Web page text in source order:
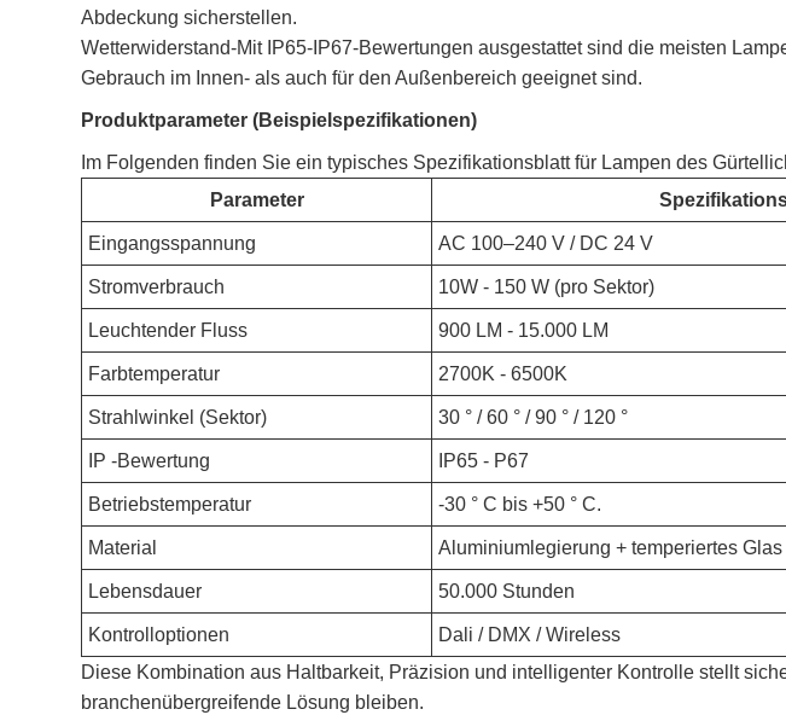
Abdeckung sicherstellen.
Wetterwiderstand-Mit IP65-IP67-Bewertungen ausgestattet sind die meisten
Gebrauch im Innen- als auch für den Außenbereich geeignet sind.
Produktparameter (Beispielspezifikationen)
Im Folgenden finden Sie ein typisches Spezifikationsblatt für Lampen des
Parameter
Eingangsspannung AC 100–240 V / DC 24 V
Stromverbrauch 10W - 150 W (pro Sektor)
Leuchtender Fluss 900 LM - 15.000 LM
Farbtemperatur 2700K - 6500K
Strahlwinkel (Sektor) 30 ° / 60 ° / 90 ° / 120 °
IP -Bewertung IP65 - P67
Betriebstemperatur -30 ° C bis +50 ° C.
Material Aluminiumlegierung + temperiertes Glas
Lebensdauer 50.000 Stunden
Kontrolloptionen Dali / DMX / Wireless
Diese Kombination aus Haltbarkeit, Präzision und intelligenter Kontrolle stellt
branchenübergreifende Lösung bleiben.